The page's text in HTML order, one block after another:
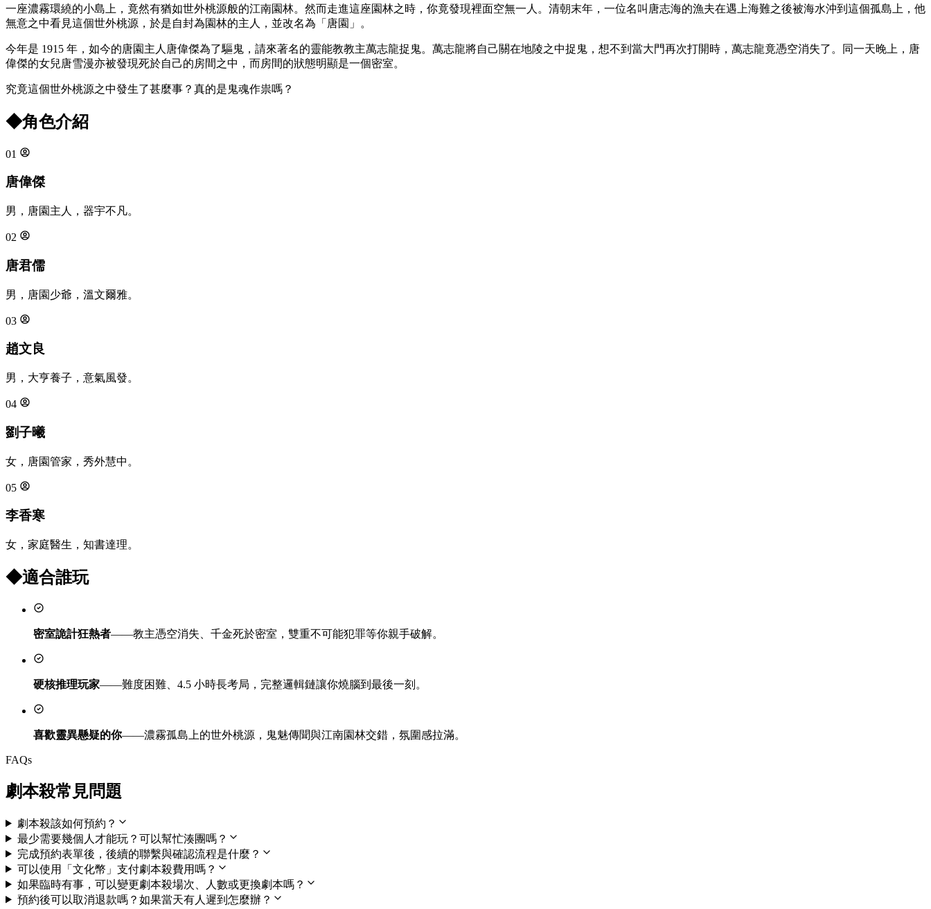
一座濃霧環繞的小島上，竟然有猶如世外桃源般的江南園林。然而走進這座園林之時，你竟發現裡面空無一人。清朝末年，一位名叫唐志海的漁夫在遇上海難之後被海水沖到這個孤島上，他
無意之中看見這個世外桃源，於是自封為園林的主人，並改名為「唐園」。
今年是 1915 年，如今的唐園主人唐偉傑為了驅鬼，請來著名的靈能教教主萬志龍捉鬼。萬志龍將自己關在地陵之中捉鬼，想不到當大門再次打開時，萬志龍竟憑空消失了。同一天晚上，唐
偉傑的女兒唐雪漫亦被發現死於自己的房間之中，而房間的狀態明顯是一個密室。
究竟這個世外桃源之中發生了甚麼事？真的是鬼魂作祟嗎？
◆角色介紹
01
唐偉傑
男，唐園主人，器宇不凡。
02
唐君儒
男，唐園少爺，溫文爾雅。
03
趙文良
男，大亨養子，意氣風發。
04
劉子曦
女，唐園管家，秀外慧中。
05
李香寒
女，家庭醫生，知書達理。
◆適合誰玩
密室詭計狂熱者——教主憑空消失、千金死於密室，雙重不可能犯罪等你親手破解。
硬核推理玩家——難度困難、4.5 小時長考局，完整邏輯鏈讓你燒腦到最後一刻。
喜歡靈異懸疑的你——濃霧孤島上的世外桃源，鬼魅傳聞與江南園林交錯，氛圍感拉滿。
FAQs
劇本殺常見問題
劇本殺該如何預約？
最少需要幾個人才能玩？可以幫忙湊團嗎？
完成預約表單後，後續的聯繫與確認流程是什麼？
可以使用「文化幣」支付劇本殺費用嗎？
如果臨時有事，可以變更劇本殺場次、人數或更換劇本嗎？
預約後可以取消退款嗎？如果當天有人遲到怎麼辦？